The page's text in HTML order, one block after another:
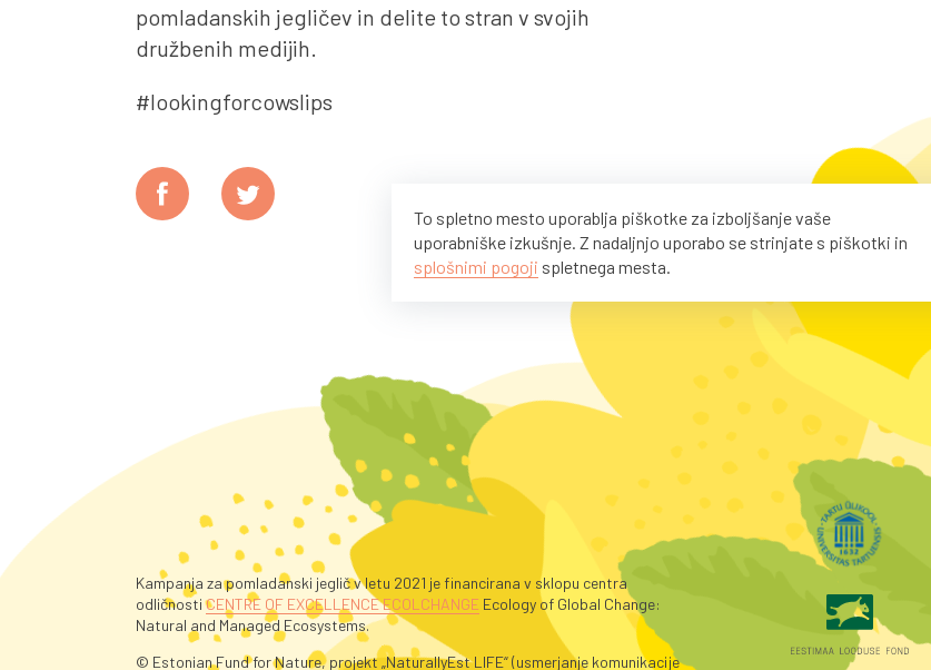
pomladanskih jegličev in delite to stran v svojih
družbenih medijih.
#lookingforcowslips
Kampanja za pomladanski jeglič v letu 2021 je financirana v sklopu centra
odličnostiCENTRE OF EXCELLENCE ECOLCHANGE Ecology of Global Change:
Natural and Managed Ecosystems.
© Estonian Fund for Nature, projekt „NaturallyEst LIFE“ (usmerjanje komunikacije
To spletno mesto uporablja piškotke za izboljšanje vaše
uporabniške izkušnje. Z nadaljnjo uporabo se strinjate s piškotki in
splošnimi pogoji spletnega mesta.